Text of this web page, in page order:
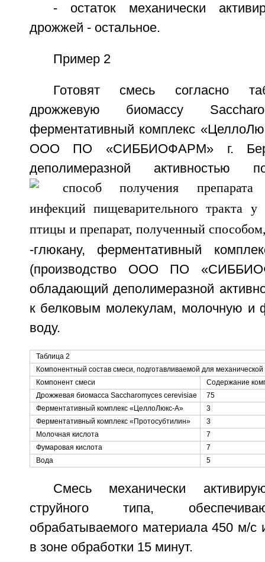
- остаток механически
дрожжей - остальное.
Пример 2
Готовят смесь согласно
дрожжевую биомассу
ферментативный комплекс
ООО ПО «СИББИОФАРМ» г.
деполимеразной
-глюкану, ферментативный
(производство ООО ПО
обладающий деполимеразной
к белковым молекулам, молочную и
воду.
Таблица 2
Компонентный состав смеси, подготавливаемой для механической
Компонент смеси
Содержание
Дрожжевая биомасса Saccharomyces cerevisiae
75
Ферментативный комплекс «ЦеллоЛюкс-А»
3
Ферментативный комплекс «Протосубтилин»
3
Молочная кислота
7
Фумаровая кислота
7
Вода
5
Смесь механически
струйного типа,
обрабатываемого материала 450 м/
в зоне обработки 15 минут.